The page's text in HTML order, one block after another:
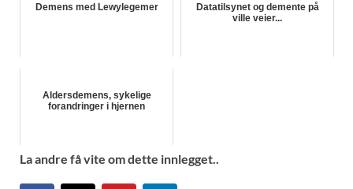
Demens med Lewylegemer
Datatilsynet og demente på
ville veier...
Aldersdemens, sykelige
forandringer i hjernen
La andre få vite om dette innlegget..